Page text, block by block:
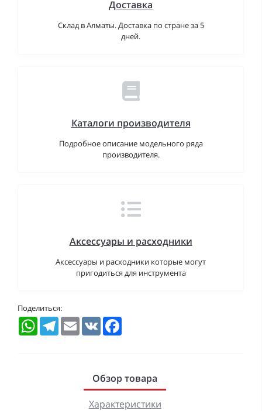
Доставка
Склад в Алматы. Доставка по стране за 5
дней.
Каталоги производителя
Подробное описание модельного ряда
производителя.
Аксессуары и расходники
Аксессуары и расходники которые могут
пригодиться для инструмента
Поделиться:
WhatsAppTelegramEmail VK
Обзор товара
Характеристики